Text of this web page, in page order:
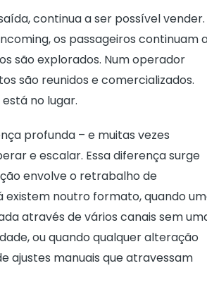
continua a ser possível vender.
os passageiros continuam
são explorados. Num operador
são reunidos e comercializados.
no lugar.
profunda – e muitas vezes
e escalar. Essa diferença surge
envolve o retrabalho de
existem noutro formato, quando
através de vários canais sem
ou quando qualquer alteração
ajustes manuais que atravessam